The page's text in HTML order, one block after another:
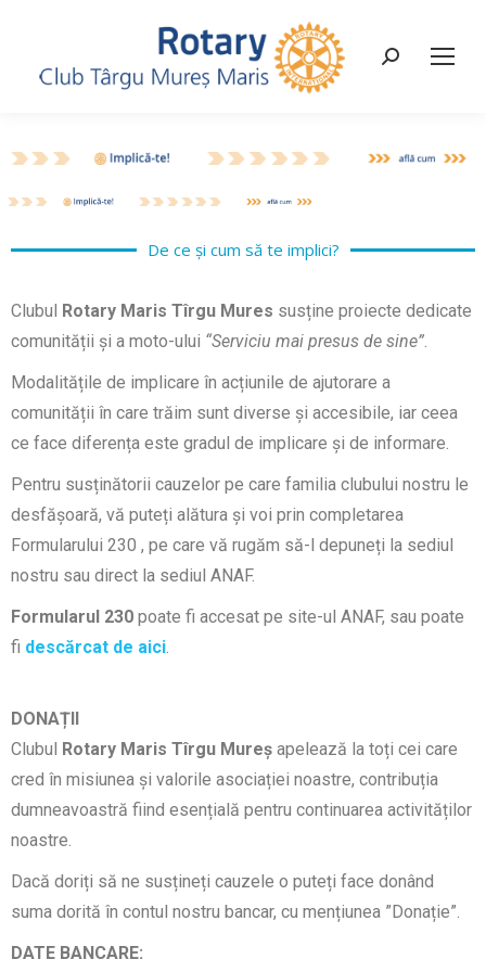
De ce și cum să te implici?
Clubul Rotary Maris Tîrgu Mures susține proiecte dedicate
comunității și a moto-ului “Serviciu mai presus de sine”.
Modalitățile de implicare în acțiunile de ajutorare a
comunității în care trăim sunt diverse și accesibile, iar ceea
ce face diferența este gradul de implicare și de informare.
Pentru susținătorii cauzelor pe care familia clubului nostru le
desfășoară, vă puteți alătura și voi prin completarea
Formularului 230 , pe care vă rugăm să-l depuneți la sediul
nostru sau direct la sediul ANAF.
Formularul 230 poate fi accesat pe site-ul ANAF, sau poate
fi descărcat de aici.
DONAȚII
Clubul Rotary Maris Tîrgu Mureș apelează la toți cei care
cred în misiunea și valorile asociației noastre, contribuția
dumneavoastră fiind esențială pentru continuarea activităților
noastre.
Dacă doriți să ne susțineți cauzele o puteți face donând
suma dorită în contul nostru bancar, cu mențiunea ”Donație”.
DATE BANCARE: